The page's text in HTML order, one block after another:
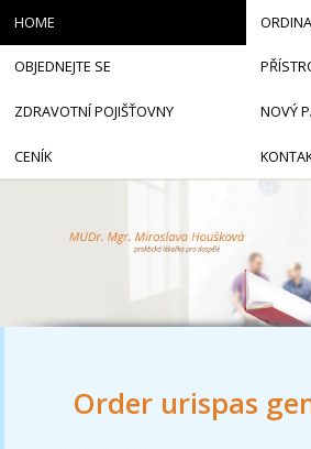
Order urispas
HOME
OBJEDNEJTE SE
ZDRAVOTNÍ POJIŠŤOVNY NOVÝ
CENÍK